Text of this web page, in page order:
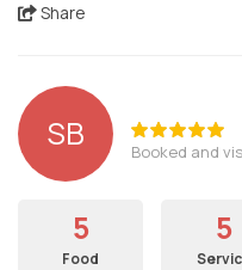
Share
SB Booked and
5
Food
5